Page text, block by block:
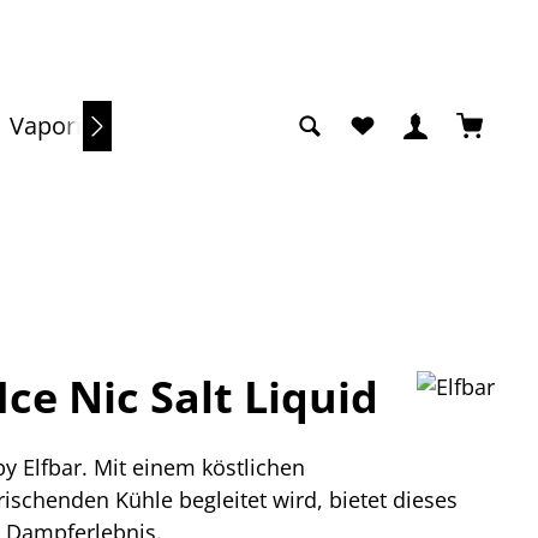
Vaporizer Du hast 0 Produkte
Nic Salt Liquid
Elfbar. Mit einem köstlichen
Kühle begleitet wird, bietet dieses